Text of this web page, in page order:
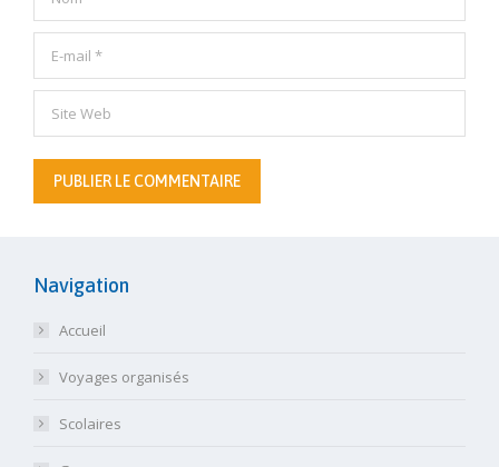
E-mail *
Site Web
PUBLIER LE COMMENTAIRE
Navigation
Accueil
Voyages organisés
Scolaires